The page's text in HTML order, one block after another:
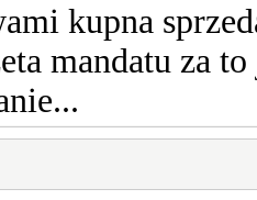
kupna
mandatu za